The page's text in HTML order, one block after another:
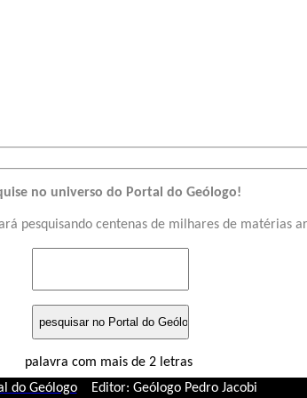
no universo do Portal do Geólogo!
pesquisando centenas de milhares de matérias
palavra com mais de 2 letras
do Geólogo
Editor: Geólogo Pedro Jacobi